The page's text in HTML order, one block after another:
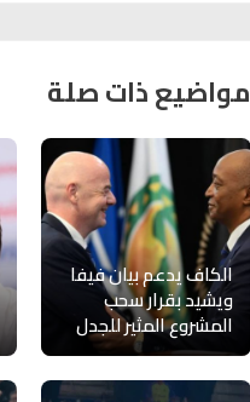
مواضيع ذات صلة
الكاف يدعم بيان فيفا
ويشيد بقرار سحب
المشروع المثير للجدل